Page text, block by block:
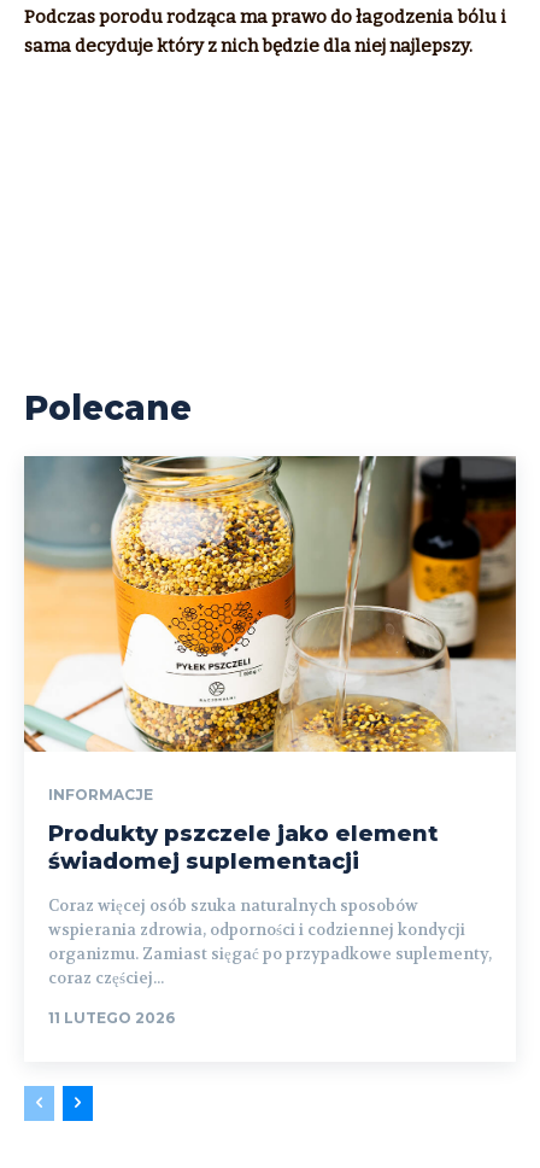
Podczas porodu rodząca ma prawo do łagodzenia bólu i
sama decyduje który z nich będzie dla niej najlepszy.
Polecane
INFORMACJE
Produkty pszczele jako element
świadomej suplementacji
Coraz więcej osób szuka naturalnych sposobów
wspierania zdrowia, odporności i codziennej kondycji
organizmu. Zamiast sięgać po przypadkowe suplementy,
coraz częściej...
11 LUTEGO 2026